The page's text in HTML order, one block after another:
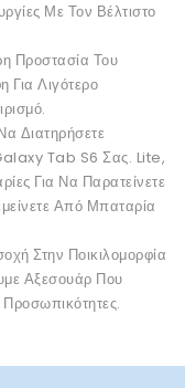
Με Τον Βέλτιστο
Προστασία Του
Λιγότερο
Διατηρήσετε
Tab S6 Σας. Lite,
Για Να Παρατείνετε
Από Μπαταρία
Στην Ποικιλομορφία
Αξεσουάρ Που
Προσωπικότητες.